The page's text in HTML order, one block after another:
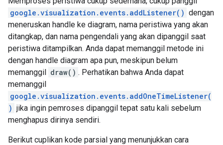
google.visualization.events.addListener() dengan
meneruskan handle ke diagram, nama peristiwa yang akan
ditangkap, dan nama pengendali yang akan dipanggil saat
peristiwa ditampilkan. Anda dapat memanggil metode ini
dengan handle diagram apa pun, meskipun belum
memanggil draw() . Perhatikan bahwa Anda dapat
memanggil
google.visualization.events.addOneTimeListener(
) jika ingin pemroses dipanggil tepat satu kali sebelum
menghapus dirinya sendiri.
Berikut cuplikan kode parsial yang menunjukkan cara